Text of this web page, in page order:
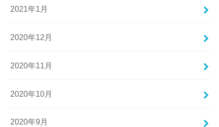
2021年1月
2020年12月
2020年11月
2020年10月
2020年9月